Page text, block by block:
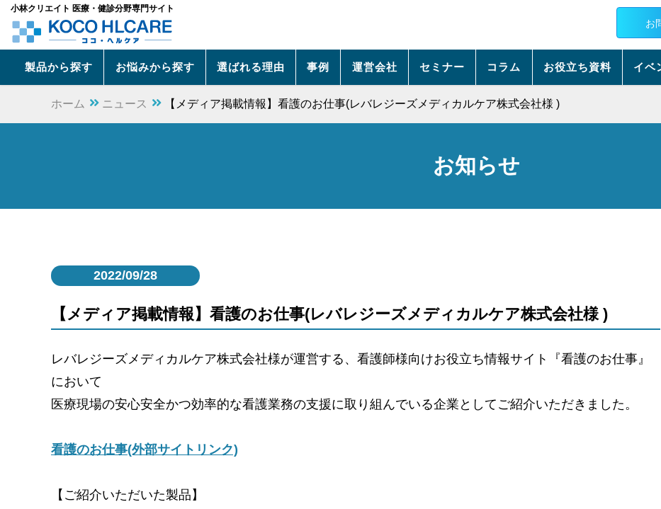
小林クリエイト 医療・健診分野専門サイト
お
製品から探す お悩みから探す 選ばれる理由 事例 運営会社 セミナー コラム お役立ち資料 イベ
ホーム ニュース 【メディア掲載情報】看護のお仕事(レバレジーズメディカルケア株式会社様 )
お知らせ
2022/09/28
【メディア掲載情報】看護のお仕事(レバレジーズメディカルケア株式会社様 )
レバレジーズメディカルケア株式会社様が運営する、看護師様向けお役立ち情報サイト『看護のお仕事』
において
医療現場の安心安全かつ効率的な看護業務の支援に取り組んでいる企業としてご紹介いただきました。
看護のお仕事(外部サイトリンク)
【ご紹介いただいた製品】